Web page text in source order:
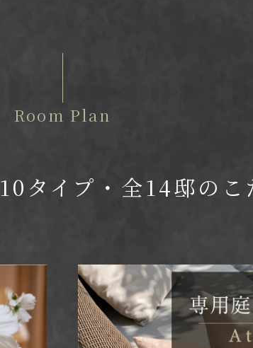
Room Plan
10タイプ・全14邸のこ